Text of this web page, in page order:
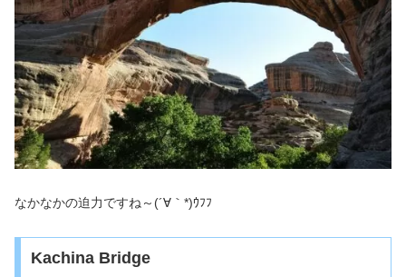
なかなかの迫力ですね～(´∀｀*)ｳﾌﾌ
Kachina Bridge